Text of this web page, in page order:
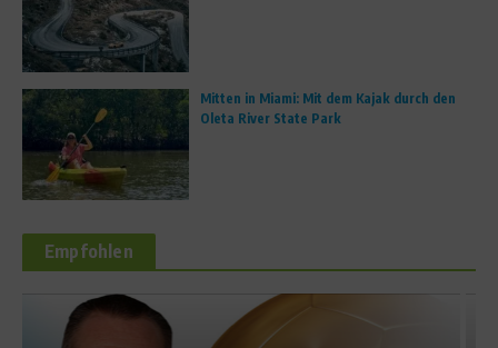
Mitten in Miami: Mit dem Kajak durch den
Oleta River State Park
Empfohlen